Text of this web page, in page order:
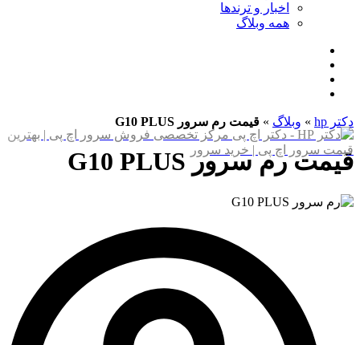
اخبار و ترندها
همه وبلاگ
دکتر hp » وبلاگ » قیمت رم سرور G10 PLUS
قیمت رم سرور G10 PLUS